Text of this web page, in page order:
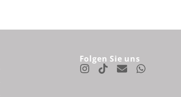
Folgen Sie uns
InstagramEnvelope